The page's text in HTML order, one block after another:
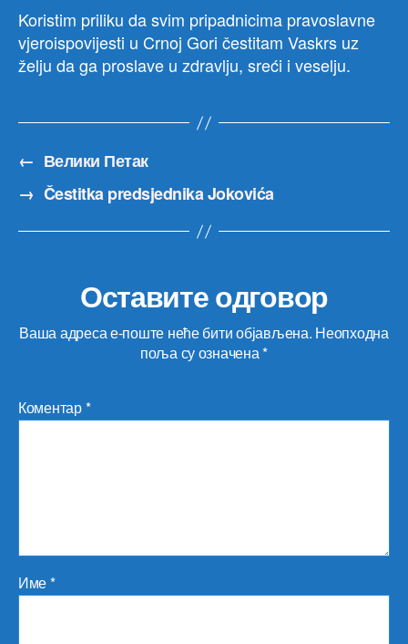
Koristim priliku da svim pripadnicima pravoslavne
vjeroispovijesti u Crnoj Gori čestitam Vaskrs uz
želju da ga proslave u zdravlju, sreći i veselju.
← Велики Петак
→ Čestitka predsjednika Jokovića
Оставите одговор
Ваша адреса е-поште неће бити објављена. Неопходна
поља су означена*
Коментар*
Име*